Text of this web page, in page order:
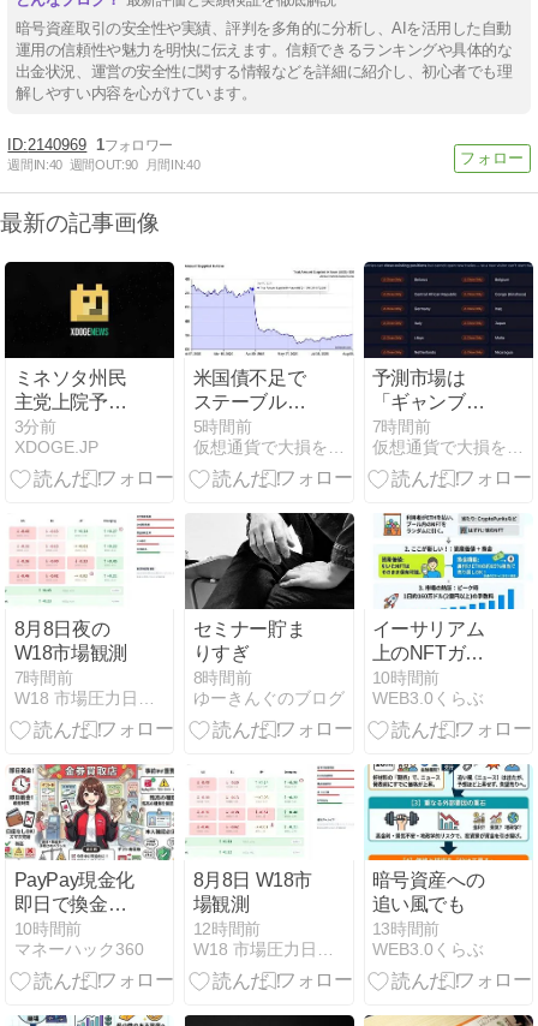
暗号資産取引の安全性や実績、評判を多角的に分析し、AIを活用した自動
運用の信頼性や魅力を明快に伝えます。信頼できるランキングや具体的な
出金状況、運営の安全性に関する情報などを詳細に紹介し、初心者でも理
解しやすい内容を心がけています。
2140969 1
週間IN:40 週間OUT:90 月間IN:40
最新の記事画像
ミネソタ州民
主党上院予備
選、8月11日
投票へ Peggy
Flanaganと
構図
3分前
XDOGE.JP
米国債不足で
ステーブルコ
イン需要が高
まる──NBER
研究が示す
全資産」の役
5時間前
仮想通貨で大損を避け、副業で稼ぐためのMoneyまとめ情報館
予測市場は
「ギャンブ
ル」から「政
策を支える情
報インフラ」
たらす2つの
価値とは
【Lituus財団
責任者インタ
ビュー②】
7時間前
仮想通貨で大損を避け、副業で稼ぐためのMoneyまとめ情報館
8月8日夜の
W18市場観測
7時間前
W18 市場圧力日記｜世界市場の圧力を読む観測メモ
セミナー貯ま
りすぎ
8時間前
ゆーきんぐのブログ
イーサリアム
上のNFTガチ
ャとは
10時間前
WEB3.0くらぶ
PayPay現金化
即日で換金す
る方法！時
間・口座なし
でも可能？
10時間前
マネーハック360
8月8日 W18市
場観測
12時間前
W18 市場圧力日記｜世界市場の圧力を読む観測メモ
暗号資産への
追い風でも
13時間前
WEB3.0くらぶ